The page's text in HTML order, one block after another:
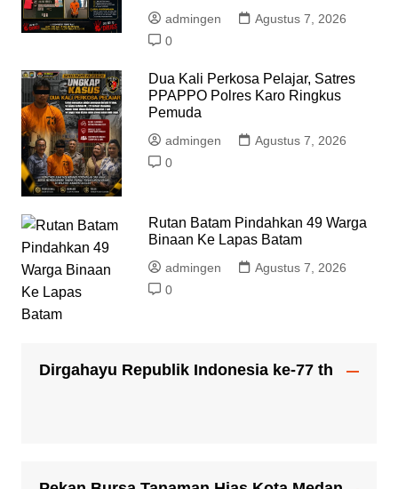
admingen
Agustus 7, 2026
0
Dua Kali Perkosa Pelajar, Satres
PPAPPO Polres Karo Ringkus
Pemuda
admingen
Agustus 7, 2026
0
Rutan Batam Pindahkan 49 Warga
Binaan Ke Lapas Batam
admingen
Agustus 7, 2026
0
Dirgahayu Republik Indonesia ke-77 th